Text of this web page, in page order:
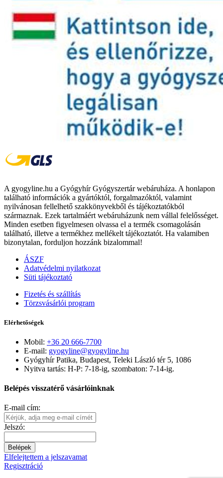
A gyogyline.hu a Gyógyhír Gyógyszertár webáruháza. A honlapon
található információk a gyártóktól, forgalmazóktól, valamint
nyilvánosan fellelhető szakkönyvekből és tájékoztatókból
származnak. Ezek tartalmáért webáruházunk nem vállal felelősséget.
Minden esetben figyelmesen olvassa el a termék csomagolásán
található, illetve a termékhez mellékelt tájékoztatót. Ha valamiben
bizonytalan, forduljon hozzánk bizalommal!
ÁSZF
Adatvédelmi nyilatkozat
Süti tájékoztató
Fizetés és szállítás
Törzsvásárlói program
Elérhetőségek
Mobil: +36 20 666-7700
E-mail: gyogyline@gyogyline.hu
Gyógyhír Patika, Budapest, Teleki László tér 5, 1086
Nyitva tartás: H-P: 7-18-ig, szombaton: 7-14-ig.
Belépés visszatérő vásárlóinknak
E-mail cím:
Jelszó:
Belépek
Elfelejtettem a jelszavamat
Regisztráció